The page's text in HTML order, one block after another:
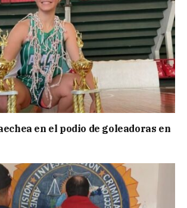
en el podio de goleadoras en